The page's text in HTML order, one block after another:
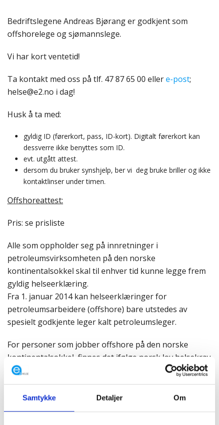
Samtykke Detaljer Om
Bedriftslegene Andreas Bjørang er godkjent som
offshorelege og sjømannslege.
Vi har kort ventetid!
Ta kontakt med oss på tlf. 47 87 65 00 ellere-post;
helse@e2.no i dag!
Husk å ta med:
gyldig ID (førerkort, pass, ID-kort). Digitalt førerkort kan
dessverre ikke benyttes som ID.
evt. utgått attest.
dersom du bruker synshjelp, ber vi deg bruke briller og ikke
kontaktlinser under timen.
Offshoreattest:
Pris: se prisliste
Alle som oppholder seg på innretninger i
petroleumsvirksomheten på den norske
kontinentalsokkel skal til enhver tid kunne legge frem
gyldig helseerklæring.
Fra 1. januar 2014 kan helseerklæringer for
petroleumsarbeidere (offshore) bare utstedes av
spesielt godkjente leger kalt petroleumsleger.
For personer som jobber offshore på den norske
kontinentalsokkel, finnes det ifølge norsk lov helsekrav
som må være oppfylt. Dette er fordi offshorearbeid
ofte krever bedre helse enn arbeid på land. Generelt vil
undersøkelsen kartlegge om personen er i stand til å
oppfatte faresignaler, mestre evakueringssituasjoner,